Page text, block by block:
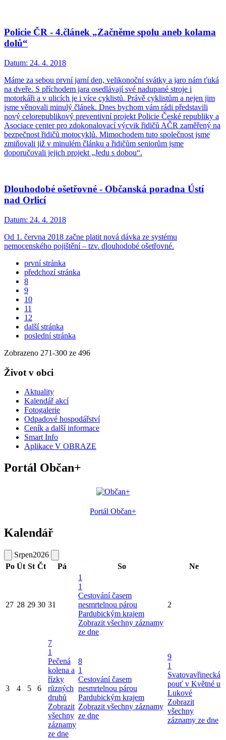
Policie ČR - 4.článek „Začněme spolu aneb kolama
dolů“
Datum: 24. 4. 2018
Máme za sebou první jarní den, velikonoční svátky a jaro nám ťuká
na dveře. S příchodem jara osedlávají své nadupané stroje i
motorkáři a v ulicích je i více cyklistů. Právě cyklistům a nejen jim
jsme věnovali minulý článek. Dnes bychom vám rádi představili
nový celorepublikový preventivní projekt Policie České republiky a
Asociace center pro zdokonalovací výcvik řidičů AČR zaměřený na
bezpečnost řidičů motocyklů. Mimochodem tuto společnost jsme
zmiňovali již v minulém článku a řidičům seniorům jsme
doporučovali jejich projekt „Jedu s dobou“.
Dlouhodobé ošetřovné - Občanská poradna Ústí
nad Orlicí
Datum: 24. 4. 2018
Od 1. června 2018 začne platit nová dávka ze systému
nemocenského pojištění – tzv. dlouhodobé ošetřovné.
první stránka
předchozí stránka
8
9
10
11
12
další stránka
poslední stránka
Zobrazeno 271-300 ze 496
Život v obci
Aktuality
Kalendář akcí
Fotogalerie
Odpadové hospodářství
Ceník a další informace
Smart Info
Aplikace V OBRAZE
Portál Občan+
Portál Občan+
Kalendář
Srpen2026
Po Út St Čt Pá So Ne
27 28 29 30 31
1
1
Cestování časem
nesmrtelnou párou
Pardubickým krajem
Zobrazit všechny záznamy
ze dne
2
3 4 5 6
7
1
Pečená
kolena a
řízky
různých
druhů
Zobrazit
všechny
záznamy
ze dne
8
1
Cestování časem
nesmrtelnou párou
Pardubickým krajem
Zobrazit všechny záznamy
ze dne
9
1
Svatovavřinecká
pouť v Květné u
Lukové
Zobrazit
všechny
záznamy ze dne